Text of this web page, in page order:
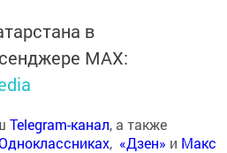
в
MАХ:
Telegram-канал, а также
, «Дзен» и Макс